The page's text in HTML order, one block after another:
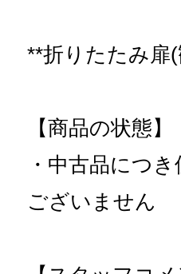
**折りたたみ扉
【商品の状態】
・中古品につ
ございません